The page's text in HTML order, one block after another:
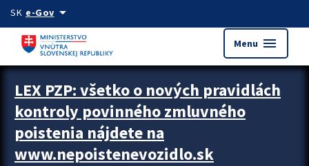
Preskocit na hlavný obsah
SK e-Govarrow_drop_down
Menu menu
Zastavit automatický posun upútavok
LEX PZP: všetko o nových pravidlách
kontroly povinného zmluvného
poistenia nájdete na
www.nepoistenevozidlo.sk